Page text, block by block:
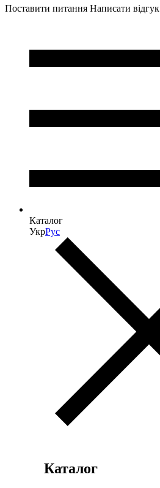
Поставити питання Написати відгук
Каталог
УкрРус
Каталог